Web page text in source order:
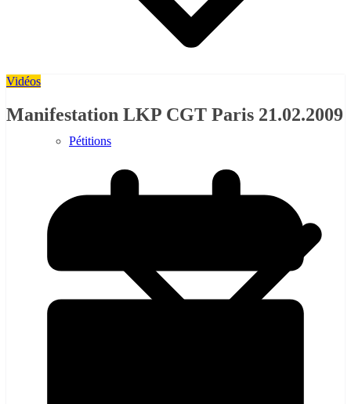
Pétitions
Vidéos
Manifestation LKP CGT Paris 21.02.2009